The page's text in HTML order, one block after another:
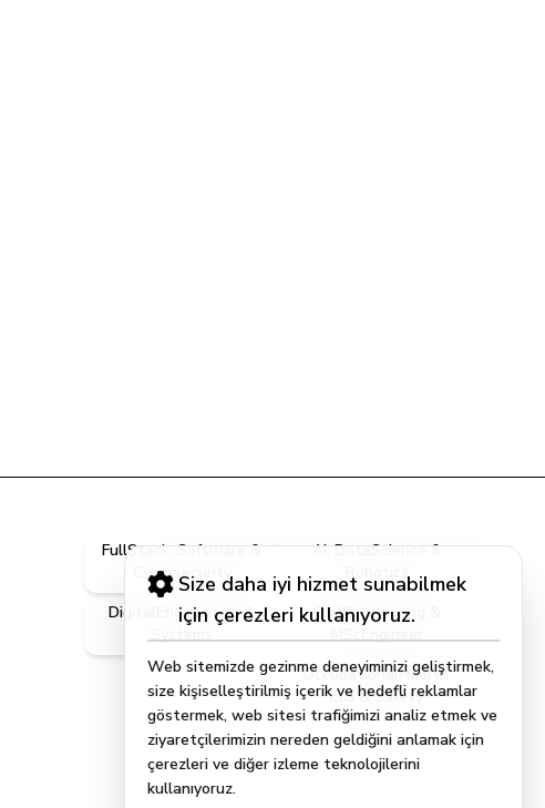
Size daha iyi hizmet sunabilmek
için çerezleri kullanıyoruz.
Web sitemizde gezinme deneyiminizi geliştirmek,
size kişiselleştirilmiş içerik ve hedefli reklamlar
göstermek, web sitesi trafiğimizi analiz etmek ve
ziyaretçilerimizin nereden geldiğini anlamak için
çerezleri ve diğer izleme teknolojilerini
kullanıyoruz.
FullStack, Software &
Cybersecurity
AI, DataScience &
Robotics
DigitalEngineering &
Systems
CivilEngineering &
MScEngineer
OccupationalHealth,
ISG & Safety